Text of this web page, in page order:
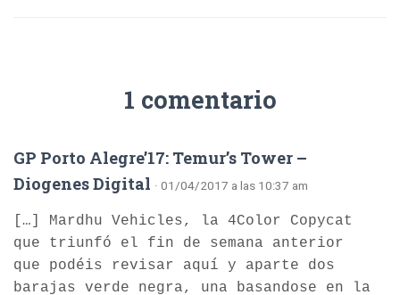
1 comentario
GP Porto Alegre’17: Temur’s Tower –
Diogenes Digital · 01/04/2017 a las 10:37 am
[…] Mardhu Vehicles, la 4Color Copycat
que triunfó el fin de semana anterior
que podéis revisar aquí y aparte dos
barajas verde negra, una basandose en la